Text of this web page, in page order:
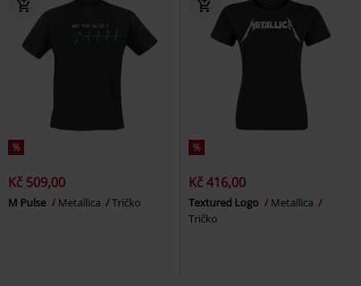
%
Kč 509,00
M Pulse Metallica Tričko
%
Kč 416,00
Textured Logo
Metallica
Tričko